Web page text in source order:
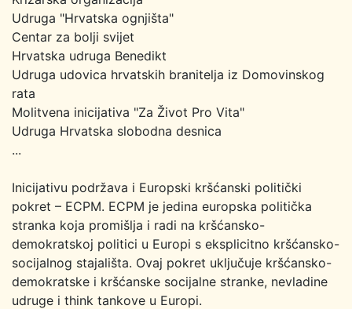
Udruga "Hrvatska ognjišta"
Centar za bolji svijet
Hrvatska udruga Benedikt
Udruga udovica hrvatskih branitelja iz Domovinskog
rata
Molitvena inicijativa "Za Život Pro Vita"
Udruga Hrvatska slobodna desnica
...
Inicijativu podržava i Europski kršćanski politički
pokret – ECPM. ECPM je jedina europska politička
stranka koja promišlja i radi na kršćansko-
demokratskoj politici u Europi s eksplicitno kršćansko-
socijalnog stajališta. Ovaj pokret uključuje kršćansko-
demokratske i kršćanske socijalne stranke, nevladine
udruge i think tankove u Europi.